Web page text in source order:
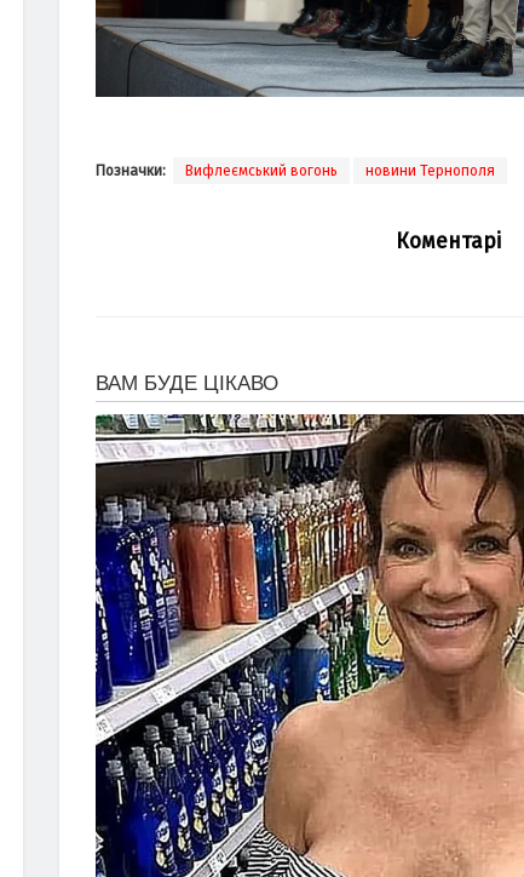
Позначки: Вифлеємський вогонь новини Тернополя
Коментарі